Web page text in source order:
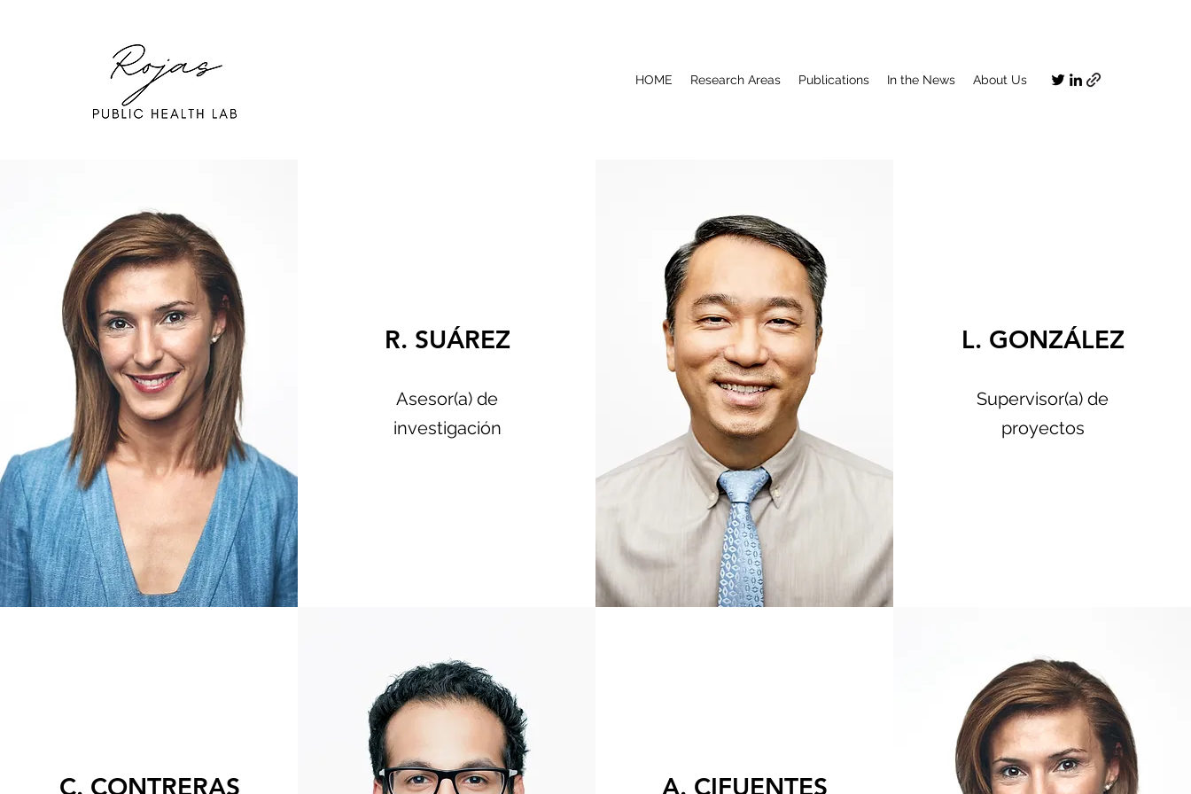
HOME Research Areas Publications In the News About Us
R. SUÁREZ
Asesor(a) de
investigación
L. GONZÁLEZ
Supervisor(a) de
proyectos
C. CONTRERAS A. CIFUENTES